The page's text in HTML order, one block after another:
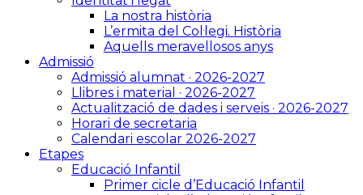
La nostra història
L’ermita del Col·legi. Història
Aquells meravellosos anys
Admissió
Admissió alumnat · 2026-2027
Llibres i material · 2026-2027
Actualització de dades i serveis · 2026-2027
Horari de secretaria
Calendari escolar 2026-2027
Etapes
Educació Infantil
Primer cicle d’Educació Infantil